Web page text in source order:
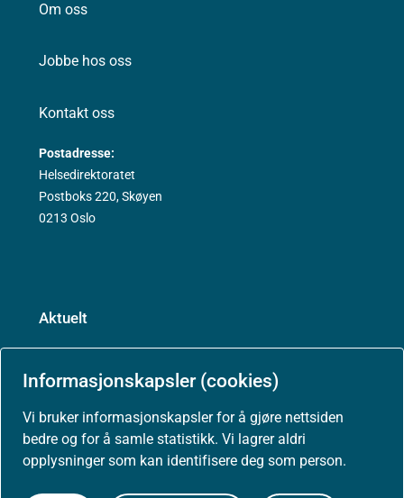
Informasjonskapsler (cookies)
Vi bruker informasjonskapsler for å gjøre nettsiden
bedre og for å samle statistikk. Vi lagrer aldri
opplysninger som kan identifisere deg som person.
Om oss
Jobbe hos oss
Kontakt oss
Postadresse:
Helsedirektoratet
Postboks 220, Skøyen
0213 Oslo
Aktuelt
Arrangementer
Høringer